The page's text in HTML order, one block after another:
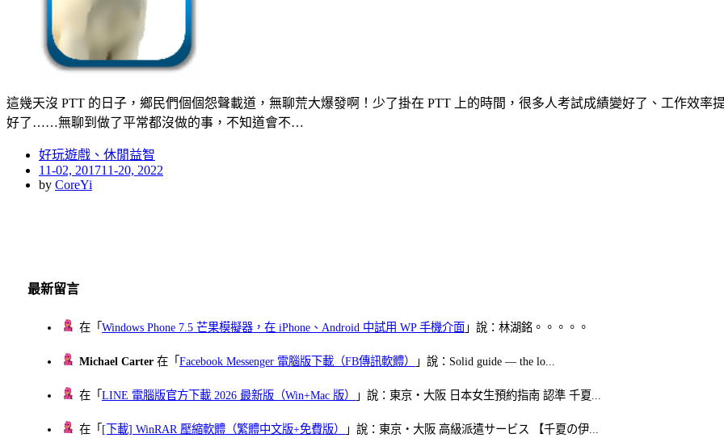
這幾天沒 PTT 的日子，鄉民們個個怨聲載道，無聊荒大爆發啊！少了掛在 PTT 上的時間，很多人考試成績變好了、工作效
好了……無聊到做了平常都沒做的事，不知道會不…
好玩遊戲、休閒益智
Posted
on
11-02, 201711-20, 2022
by CoreYi
最新留言
在「Windows Phone 7.5 芒果模擬器，在 iPhone、Android 中試用 WP 手機介面 」說：林湖銘。。。。。
Michael Carter 在「Facebook Messenger 電腦版下載（FB傳訊軟體） 」說：Solid guide — the lo...
在「LINE 電腦版官方下載 2026 最新版（Win+Mac 版） 」說：東京・大阪 日本女生預約指南 認準 千夏...
在「 [下載] WinRAR 壓縮軟體（繁體中文版+免費版） 」說：東京・大阪 高級派遣サービス 【千夏の伊...